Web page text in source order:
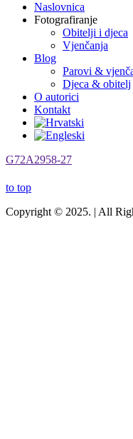
Naslovnica
Fotografiranje
Obitelji i djeca
Vjenčanja
Blog
Parovi &
Djeca & obitelj
O autorici
Kontakt
G72A2958-27
to top
Copyright © 2025. | All